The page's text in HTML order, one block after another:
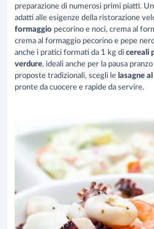
preparazione di numerosi primi piatti.
adatti alle esigenze della ristorazione
formaggio pecorino e noci, crema al
crema al formaggio pecorino e pepe
anche i pratici formati da 1 kg di cereali
verdure, ideali anche per la pausa
proposte tradizionali, scegli le lasagne
pronte da cuocere e rapide da servire.